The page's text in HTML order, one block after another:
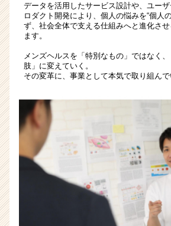
届
く
就
サ
ト
リ
ア
（CheerCareer）
データを活用したサービス設計や、ユー
ロダクト開発により、個人の悩みを“個人
ず、社会全体で支える仕組みへと進化さ
ます。
メンズヘルスを「特別なもの」ではなく
肢」に変えていく。
その変革に、事業として本気で取り組んで